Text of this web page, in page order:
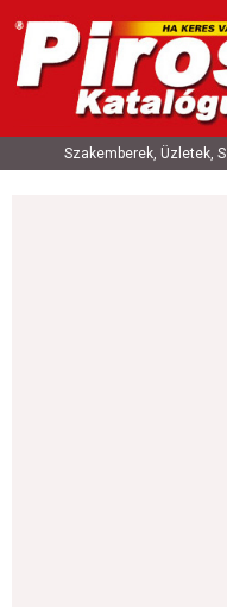
Szakemberek, Üzletek,